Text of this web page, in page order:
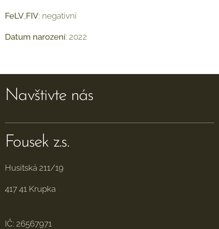
FeLV FIV: negativní
Datum narození: 2022
Navštivte nás
Fousek z.s.
Husitská 211/19
417 41 Krupka
IČ: 26567971